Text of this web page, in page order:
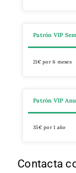
Patrón VIP
21€ por 6 meses
Patrón VIP
35€ por 1 año
Contacta